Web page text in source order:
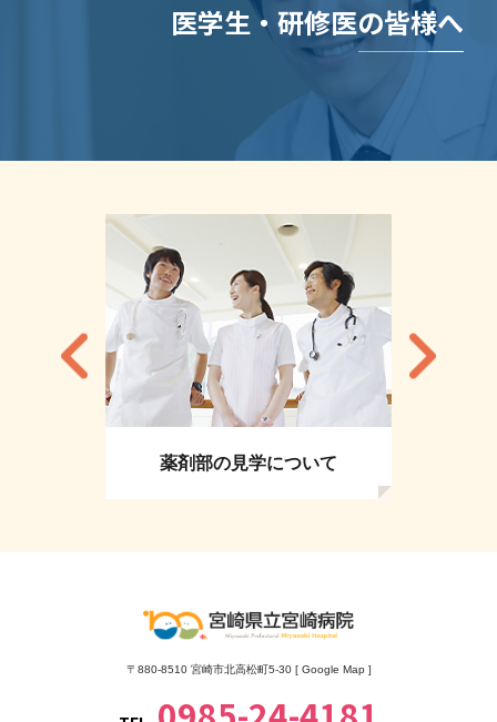
医学生・研修医の皆様へ
薬剤部の見学について
〒880-8510 宮崎市北高松町5-30 [ Google Map]